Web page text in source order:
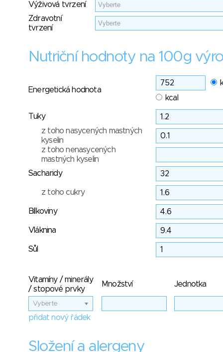
Výživová tvrzení
Zdravotní
tvrzení
Nutriční hodnoty na 100g
Energetická hodnota
kcal
Tuky
z toho nasycených mastných
kyselin
z toho nenasycených
mastných kyselin
Sacharidy
z toho cukry
Bílkoviny
Vláknina
Sůl
Vitamíny / minerály
/ stopové prvky
Množství Jednotka
Vyberte
přidat nový řádek
Složení a alergeny